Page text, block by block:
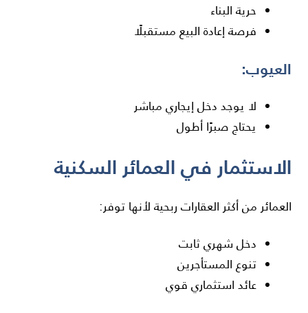
حرية البناء
فرصة إعادة البيع مستقبلًا
العيوب:
لا يوجد دخل إيجاري مباشر
يحتاج صبرًا أطول
الاستثمار في العمائر السكنية
العمائر من أكثر العقارات ربحية لأنها توفر:
دخل شهري ثابت
تنوع المستأجرين
عائد استثماري قوي